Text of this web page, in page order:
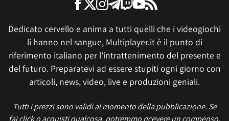
Dedicato cervello e anima a tutti quelli che i videogiochi
li hanno nel sangue, Multiplayer.it è il punto di
riferimento italiano per l'intrattenimento del presente e
del futuro. Preparatevi ad essere stupiti ogni giorno con
articoli, news, video, live e produzioni geniali.
Tutti i prezzi sono validi al momento della pubblicazione. Se
fai click o acquisti qualcosa, potremmo ricevere un compenso.